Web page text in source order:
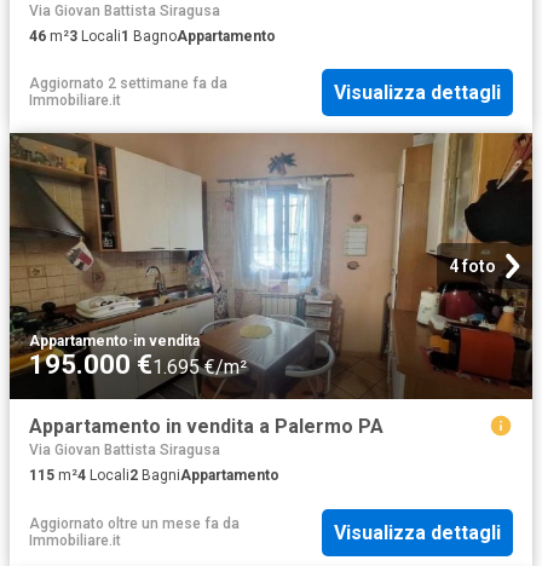
Via Giovan Battista Siragusa
46 m²3 Locali1 BagnoAppartamento
Aggiornato 2 settimane fa da
Immobiliare.it
Visualizza dettagli
4 foto
Appartamento·in vendita
195.000 €1.695 €/m²
Appartamento in vendita a Palermo PA
Via Giovan Battista Siragusa
115 m²4 Locali2 BagniAppartamento
Aggiornato oltre un mese fa da
Immobiliare.it
Visualizza dettagli